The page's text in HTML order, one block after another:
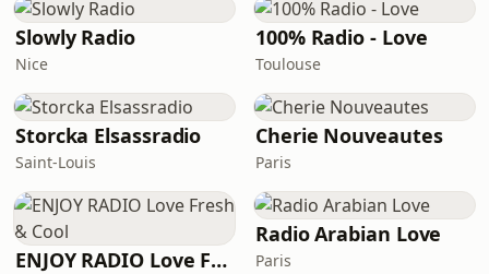
Slowly Radio
Nice
100% Radio - Love
Toulouse
Storcka Elsassradio
Saint-Louis
Cherie Nouveautes
Paris
ENJOY RADIO Love Fresh & Cool
Radio Arabian Love
Paris